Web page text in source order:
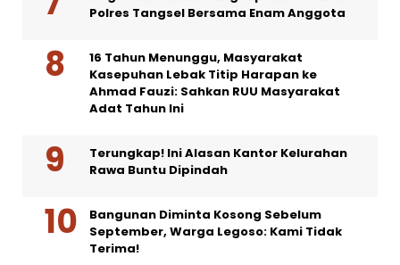
Polres Tangsel Bersama Enam Anggota
16 Tahun Menunggu, Masyarakat
Kasepuhan Lebak Titip Harapan ke
Ahmad Fauzi: Sahkan RUU Masyarakat
Adat Tahun Ini
Terungkap! Ini Alasan Kantor Kelurahan
Rawa Buntu Dipindah
Bangunan Diminta Kosong Sebelum
September, Warga Legoso: Kami Tidak
Terima!